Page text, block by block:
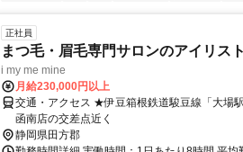
正社員
まつ毛・眉毛専門サロンのアイリスト
i my me mine
月給230,000円以上
交通・アクセス ★伊豆箱根鉄道駿豆線「大場
函南店の交差点近く
静岡県田方郡